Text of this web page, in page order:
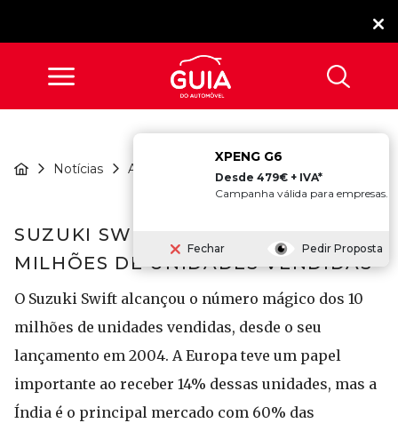
Notícias Atualidade
Suzuki Swift Atinge Os
10 Milh...
SUZUKI SWIFT ATINGE OS 10
MILHÕES DE UNIDADES VENDIDAS
O Suzuki Swift alcançou o número mágico dos 10
milhões de unidades vendidas, desde o seu
lançamento em 2004. A Europa teve um papel
importante ao receber 14% dessas unidades, mas a
Índia é o principal mercado com 60% das
XPENG G6
Desde 479€ + IVA*
Campanha válida para empresas.
Fechar Pedir Proposta